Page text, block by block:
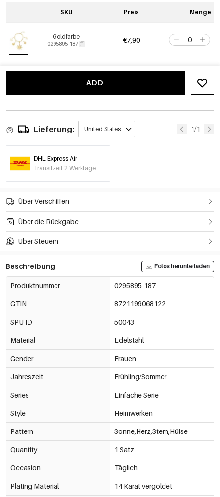
SKU Preis Menge
Goldfarbe
0295895-187 €7,90
ADD
Lieferung: United States 1/1
DHL Express Air
Transitzeit 2 Werktage
Über Verschiffen
Über die Rückgabe
Über Steuern
Beschreibung Fotos herunterladen
Produktnummer 0295895-187
GTIN 8721199068122
SPU ID 50043
Material Edelstahl
Gender Frauen
Jahreszeit Frühling/Sommer
Series Einfache Serie
Style Heimwerken
Pattern Sonne,Herz,Stern,Hülse
Quantity 1 Satz
Occasion Täglich
Plating Material 14 Karat vergoldet